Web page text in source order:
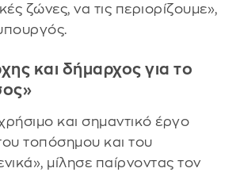
ζώνες, να τις περιορίζουμε»,
και δήμαρχος για το
και σημαντικό έργο
τοπόσημου και του
μίλησε παίρνοντας τον